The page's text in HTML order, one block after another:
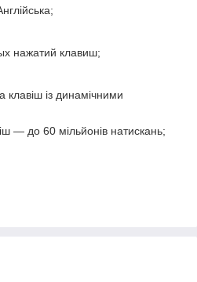
нажатий клавиш;
клавіш із динамічними
— до 60 мільйонів натискань;